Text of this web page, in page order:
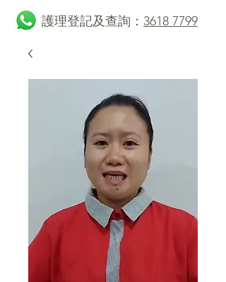
護理登記及查詢： 3618 7799